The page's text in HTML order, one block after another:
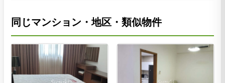
同じマンション・地区・類似物件